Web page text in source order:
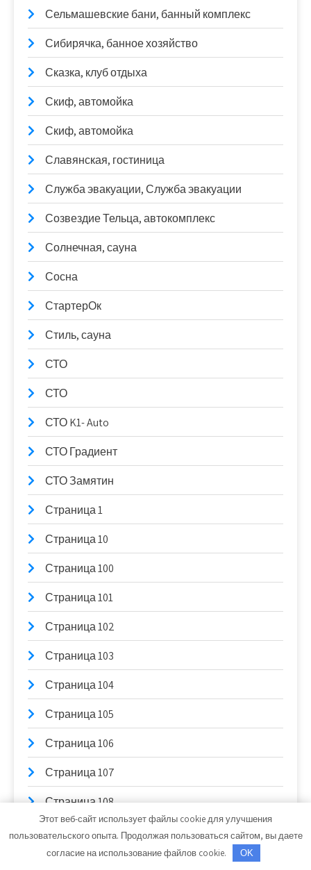
Сельмашевские бани, банный комплекс
Сибирячка, банное хозяйство
Сказка, клуб отдыха
Скиф, автомойка
Скиф, автомойка
Славянская, гостиница
Служба эвакуации, Служба эвакуации
Созвездие Тельца, автокомплекс
Солнечная, сауна
Сосна
СтартерОк
Стиль, сауна
СТО
СТО
СТО K1- Auto
СТО Градиент
СТО Замятин
Страница 1
Страница 10
Страница 100
Страница 101
Страница 102
Страница 103
Страница 104
Страница 105
Страница 106
Страница 107
Страница 108
Страница 109
Страница 11
Этот веб-сайт использует файлы cookie для улучшения
пользовательского опыта. Продолжая пользоваться сайтом, вы даете
согласие на использование файлов cookie.
OK